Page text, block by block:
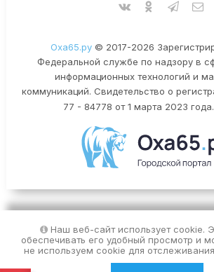
Оха65.ру© 2017-2026
Федеральной службе по надзору в
информационных технологий и
коммуникаций. Свидетельство о
77 - 84778 от 1 марта 2023 года.
Наш веб-сайт использует cookie.
обеспечивать его удобный просмотр и
не используем cookie для